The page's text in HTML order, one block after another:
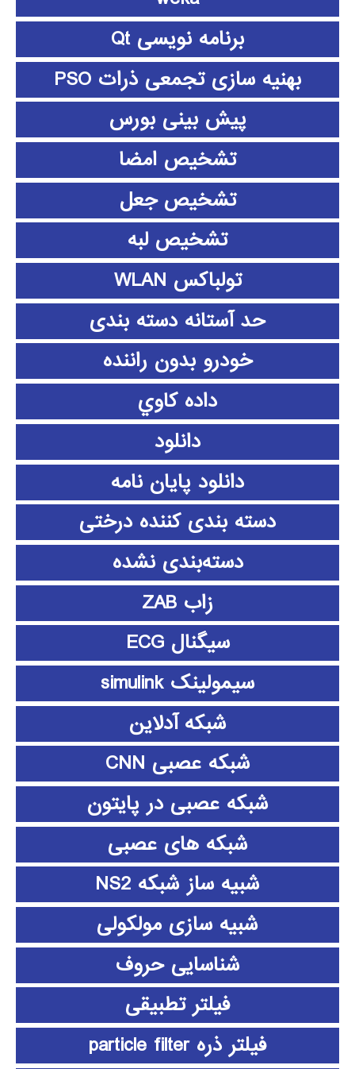
برنامه نویسی Qt
بهنیه سازی تجمعی ذرات PSO
پیش بینی بورس
تشخیص امضا
تشخیص جعل
تشخیص لبه
تولباکس WLAN
حد آستانه دسته بندی
خودرو بدون راننده
داده كاوي
دانلود
دانلود پايان نامه
دسته بندی کننده درختی
دسته‌بندی نشده
زاب ZAB
سیگنال ECG
سیمولینک simulink
شبکه آدلاین
شبکه عصبی CNN
شبکه عصبی در پایتون
شبکه های عصبی
شبیه ساز شبکه NS2
شبیه سازی مولکولی
شناسایی حروف
فیلتر تطبیقی
فیلتر ذره particle filter